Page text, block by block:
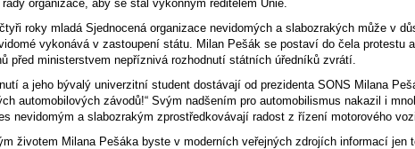
organizace, aby se stal výkonným ředitelem Unie.
roky mladá Sjednocená organizace nevidomých a slabozrakých může v
vykonává v zastoupení státu. Milan Pešák se postaví do čela protestu
před ministerstvem nepříznivá rozhodnutí státních úředníků zvrátí.
a jeho bývalý univerzitní student dostávají od prezidenta SONS Milana
automobilových závodů!“ Svým nadšením pro automobilismus nakazil i
nevidomým a slabozrakým zprostředkovávají radost z řízení motorového
životem Milana Pešáka byste v moderních veřejných zdrojích informací